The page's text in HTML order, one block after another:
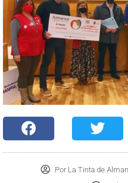
Por La Tinta de